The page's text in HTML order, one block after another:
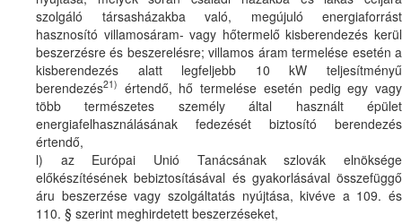
szolgáló társasházakba való, megújuló energiaforrást
hasznosító villamosáram- vagy hőtermelő kisberendezés kerül
beszerzésre és beszerelésre; villamos áram termelése esetén a
kisberendezés alatt legfeljebb 10 kW teljesítményű
berendezés21) értendő, hő termelése esetén pedig egy vagy
több természetes személy által használt épület
energiafelhasználásának fedezését biztosító berendezés
értendő,
l) az Európai Unió Tanácsának szlovák elnöksége
előkészítésének bebiztosításával és gyakorlásával összefüggő
áru beszerzése vagy szolgáltatás nyújtása, kivéve a 109. és
110. § szerint meghirdetett beszerzéseket,